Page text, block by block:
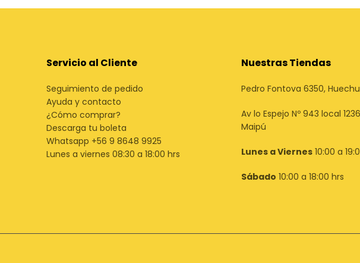
Servicio al Cliente
Seguimiento de pedido
Ayuda y contacto
¿Cómo comprar?
Descarga tu boleta
Whatsapp +56 9 8648 9925
Lunes a viernes 08:30 a 18:00 hrs
Nuestras Tiendas
Pedro Fontova 6350,
Av lo Espejo Nº 943 local
Maipú
Lunes a Viernes 10:00 a
Sábado 10:00 a 18:00 hrs